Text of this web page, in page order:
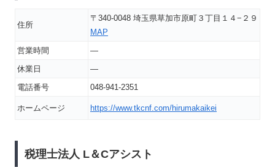
住所
〒340-0048 埼玉県草加市原町３丁目１４−２９
MAP
営業時間
―
休業日
―
電話番号
048-941-2351
ホームページ https://www.tkcnf.com/hirumakaikei
税理士法人 L＆Cアシスト